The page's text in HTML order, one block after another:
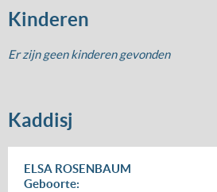
Kinderen
Er zijn geen kinderen gevonden
Kaddisj
ELSA ROSENBAUM
Geboorte: